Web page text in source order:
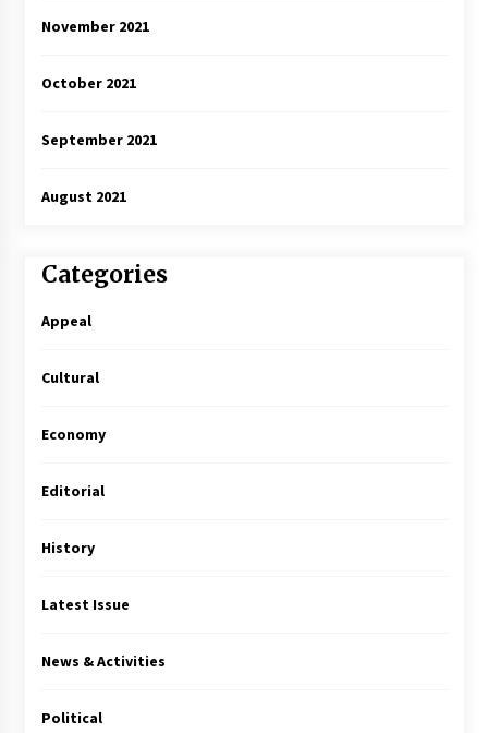
November 2021
October 2021
September 2021
August 2021
Categories
Appeal
Cultural
Economy
Editorial
History
Latest Issue
News & Activities
Political